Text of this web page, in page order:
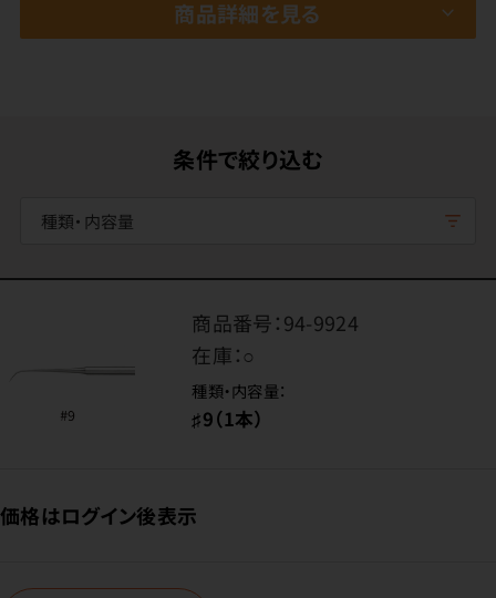
商品詳細を見る
条件で絞り込む
種類・内容量
商品番号：94-9924
在庫：○
種類・内容量：
♯9（1本）
価格はログイン後表示